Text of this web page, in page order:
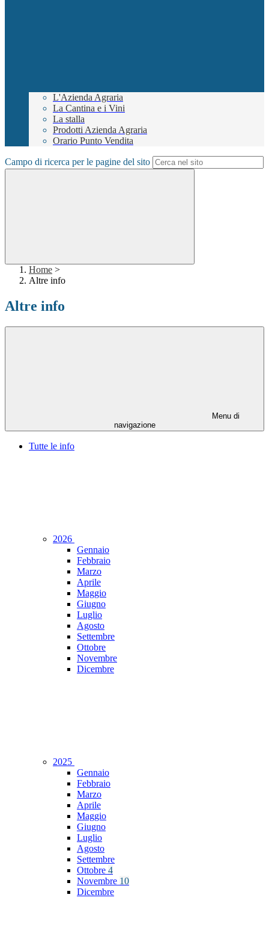
L'Azienda Agraria
La Cantina e i Vini
La stalla
Prodotti Azienda Agraria
Orario Punto Vendita
Campo di ricerca per le pagine del sito
Home >
Altre info
Altre info
Menu di
navigazione
Tutte le info
2026
Gennaio
Febbraio
Marzo
Aprile
Maggio
Giugno
Luglio
Agosto
Settembre
Ottobre
Novembre
Dicembre
2025
Gennaio
Febbraio
Marzo
Aprile
Maggio
Giugno
Luglio
Agosto
Settembre
Ottobre 4
Novembre 10
Dicembre